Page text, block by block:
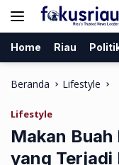
Langsung
Home Riau
Beranda Lifestyle
Lifestyle
Makan
yang Terjadi